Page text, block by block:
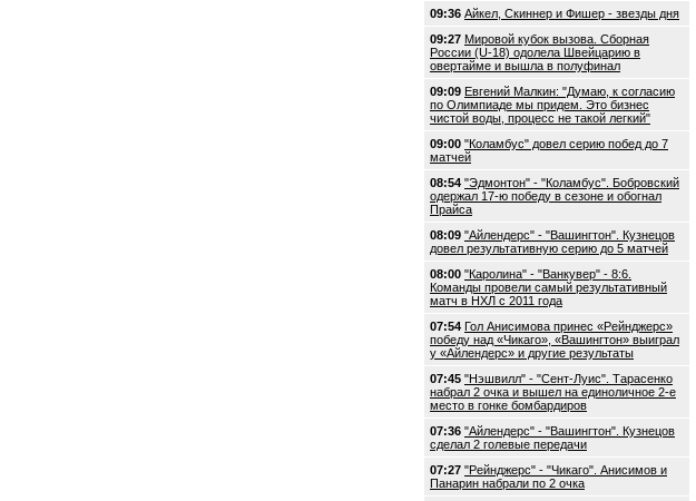
09:36 Айкел, Скиннер и Фишер - звезды дня
09:27 Мировой кубок вызова. Сборная
России (U-18) одолела Швейцарию в
овертайме и вышла в полуфинал
09:09 Евгений Малкин: "Думаю, к согласию
по Олимпиаде мы придем. Это бизнес
чистой воды, процесс не такой легкий"
09:00 "Коламбус" довел серию побед до 7
матчей
08:54 "Эдмонтон" - "Коламбус". Бобровский
одержал 17-ю победу в сезоне и обогнал
Прайса
08:09 "Айлендерс" - "Вашингтон". Кузнецов
довел результативную серию до 5 матчей
08:00 "Каролина" - "Ванкувер" - 8:6.
Команды провели самый результативный
матч в НХЛ с 2011 года
07:54 Гол Анисимова принес «Рейнджерс»
победу над «Чикаго», «Вашингтон» выиграл
у «Айлендерс» и другие результаты
07:45 "Нэшвилл" - "Сент-Луис". Тарасенко
набрал 2 очка и вышел на единоличное 2-е
место в гонке бомбардиров
07:36 "Айлендерс" - "Вашингтон". Кузнецов
сделал 2 голевые передачи
07:27 "Рейнджерс" - "Чикаго". Анисимов и
Панарин набрали по 2 очка